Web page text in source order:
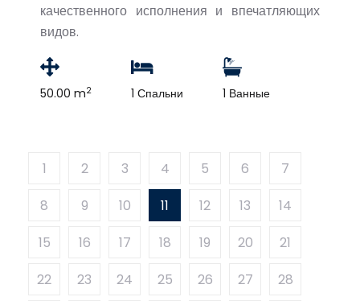
качественного исполнения и впечатляющих
видов.
50.00 m2 1 Спальни 1 Ванные
1 2 3 4 5 6
7
8
9 10 11 12 13
14
15
16 17 18 19 20
21
22
23 24 25 26 27 28